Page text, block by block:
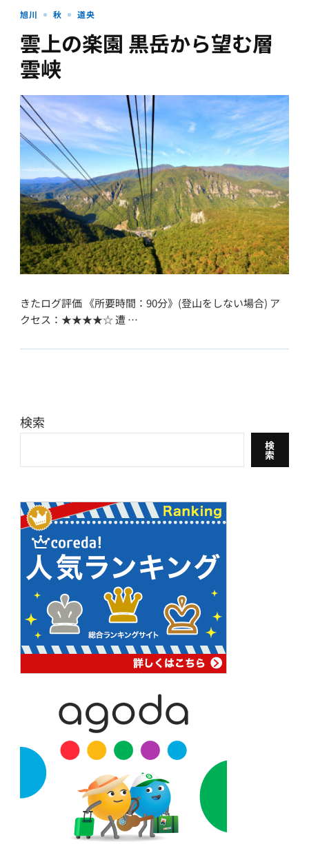
旭川 秋 道央
雲上の楽園 黒岳から望む層
雲峡
きたログ評価 《所要時間：90分》(登山をしない場合) ア
クセス：★★★★☆ 遭 …
検索
検
索